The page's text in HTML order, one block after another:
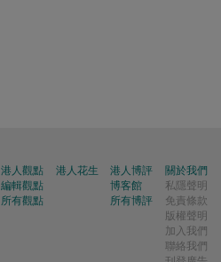
港人觀點
編輯觀點
所有觀點
港人花生
港人博評
博客館
所有博評
關於我們
私隱聲明
免責條款
版權聲明
加入我們
聯絡我們